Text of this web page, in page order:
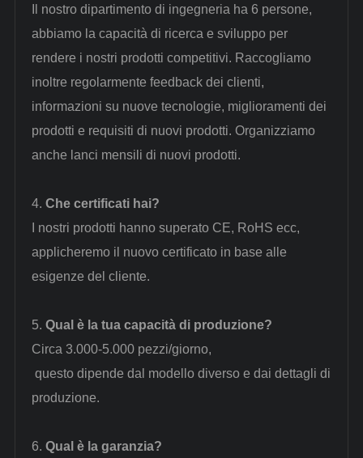
Il nostro dipartimento di ingegneria ha 6 persone,
abbiamo la capacità di ricerca e sviluppo per
rendere i nostri prodotti competitivi. Raccogliamo
inoltre regolarmente feedback dei clienti,
informazioni su nuove tecnologie, miglioramenti dei
prodotti e requisiti di nuovi prodotti. Organizziamo
anche lanci mensili di nuovi prodotti.
4. Che certificati hai?
I nostri prodotti hanno superato CE, RoHS ecc,
applicheremo il nuovo certificato in base alle
esigenze del cliente.
5. Qual è la tua capacità di produzione?
Circa 3.000-5.000 pezzi/giorno,
questo dipende dal modello diverso e dai dettagli di
produzione.
6. Qual è la garanzia?